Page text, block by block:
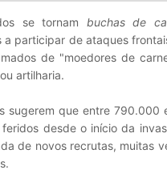
se tornam buchas de
a participar de ataques
de "moedores de
artilharia.
sugerem que entre 790.000
feridos desde o início da
de novos recrutas, muitas